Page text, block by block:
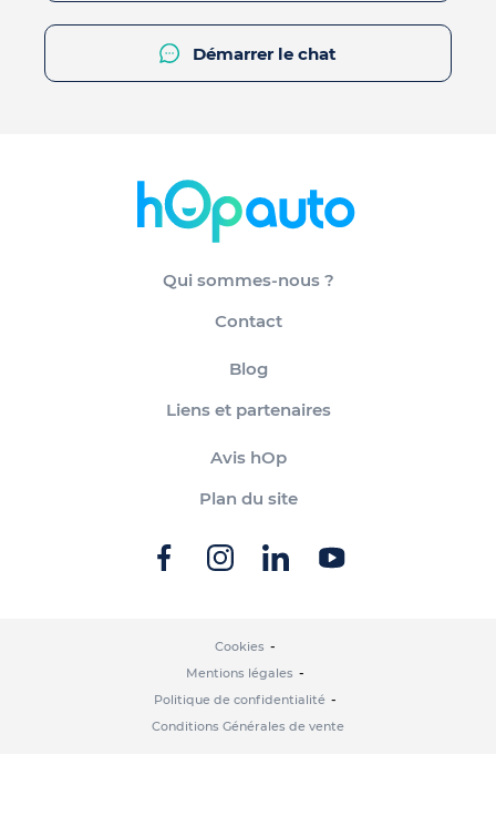
Démarrer le chat
Qui sommes-nous ?
Contact
Blog
Liens et partenaires
Avis hOp
Plan du site
Cookies
Mentions légales
Politique de confidentialité
Conditions Générales de vente